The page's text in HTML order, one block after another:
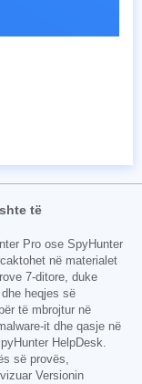
të
Pro ose SpyHunter
në materialet
7-ditore, duke
heqjes së
të mbrojtur në
it dhe qasje në
HelpDesk.
së provës,
Versionin